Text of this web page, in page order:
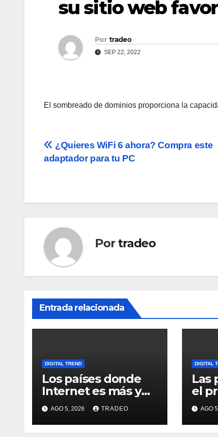
su sitio web
Por tradeo
SEP 22, 2022
El sombreado de dominios proporciona la
Navegación
de
¿Quieres WiFi 6 ahora? Compra este
adaptador para tu PC
Por tradeo
Entrada relacionada
DIGITAL TREND
Los países donde
Internet es más y
menos asequible
AGO 5, 2026 TRADEO
DIGITAL
Las
el
AGO